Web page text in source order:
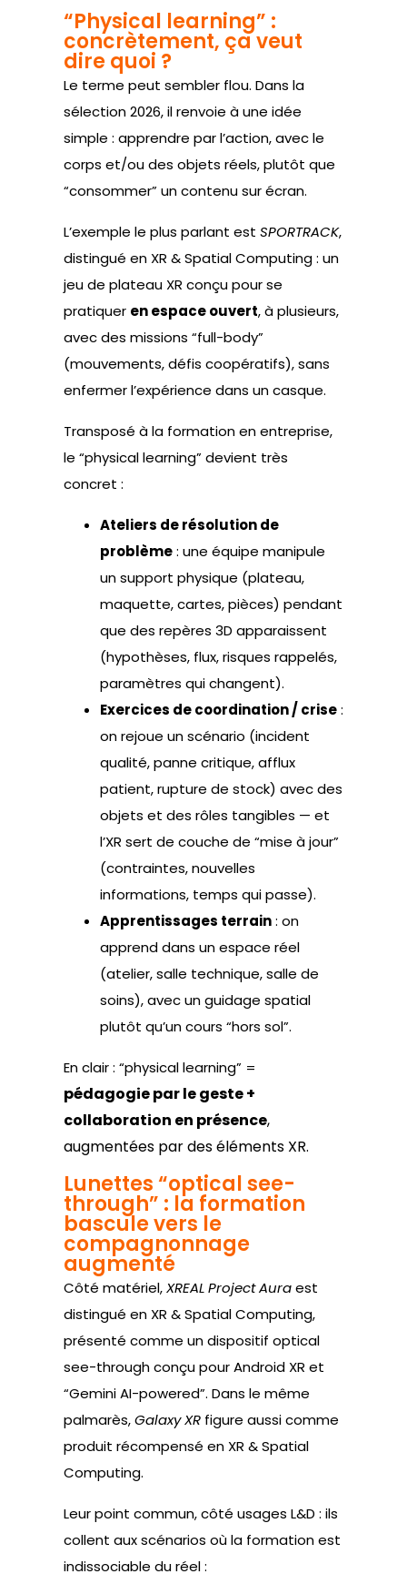
“Physical learning” :
concrètement, ça veut
dire quoi ?
Le terme peut sembler flou. Dans la
sélection 2026, il renvoie à une idée
simple : apprendre par l’action, avec le
corps et/ou des objets réels, plutôt que
“consommer” un contenu sur écran.
L’exemple le plus parlant est SPORTRACK,
distingué en XR & Spatial Computing : un
jeu de plateau XR conçu pour se
pratiquer en espace ouvert, à plusieurs,
avec des missions “full-body”
(mouvements, défis coopératifs), sans
enfermer l’expérience dans un casque.
Transposé à la formation en entreprise,
le “physical learning” devient très
concret :
Ateliers de résolution de
problème: une équipe manipule
un support physique (plateau,
maquette, cartes, pièces) pendant
que des repères 3D apparaissent
(hypothèses, flux, risques rappelés,
paramètres qui changent).
Exercices de coordination / crise:
on rejoue un scénario (incident
qualité, panne critique, afflux
patient, rupture de stock) avec des
objets et des rôles tangibles — et
l’XR sert de couche de “mise à jour”
(contraintes, nouvelles
informations, temps qui passe).
Apprentissages terrain: on
apprend dans un espace réel
(atelier, salle technique, salle de
soins), avec un guidage spatial
plutôt qu’un cours “hors sol”.
En clair : “physical learning” =
pédagogie par le geste +
collaboration en présence,
augmentées par des éléments XR.
Lunettes “optical see-
through” : la formation
bascule vers le
compagnonnage
augmenté
Côté matériel,XREAL Project Auraest
distingué en XR & Spatial Computing,
présenté comme un dispositif optical
see-through conçu pour Android XR et
“Gemini AI-powered”. Dans le même
palmarès,Galaxy XR figure aussi comme
produit récompensé en XR & Spatial
Computing.
Leur point commun, côté usages L&D : ils
collent aux scénarios où la formation est
indissociable du réel :